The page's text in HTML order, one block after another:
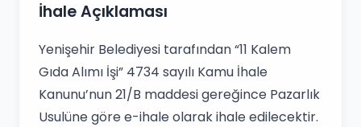
İhale Açıklaması
Yenişehir Belediyesi tarafından “11 Kalem
Gıda Alımı İşi” 4734 sayılı Kamu İhale
Kanunu’nun 21/B maddesi gereğince Pazarlık
Usulüne göre e-ihale olarak ihale edilecektir.